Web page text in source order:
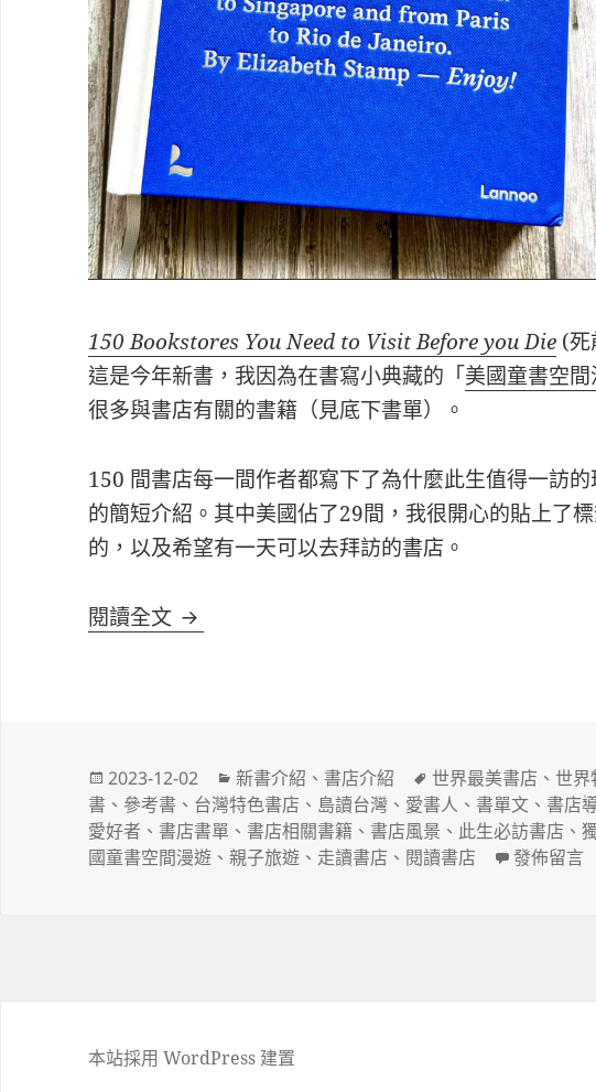
150 Bookstores You Need to Visit Before you Die (
這是今年新書，我因為在書寫小典藏的「美國童書空
很多與書店有關的書籍（見底下書單）。
150 間書店每一間作者都寫下了為什麼此生值得一訪
的簡短介紹。其中美國佔了29間，我很開心的貼上了
的，以及希望有一天可以去拜訪的書店。
閱讀全文 此生必訪150間書店
發
佈
日
期:
2023-12-02
分
類
新書介紹 、 書店介紹
標
籤
世界最美書店 、世界
書 、 參考書 、 台灣特色書店 、 島讀台灣 、 愛書人 、 書單文 、 書店
愛好者 、 書店書單 、 書店相關書籍 、 書店風景 、 此生必訪書店 、
國童書空間漫遊 、親子旅遊 、 走讀書店 、 閱讀書店 在〈此生
發佈留言
本站採用 WordPress 建置